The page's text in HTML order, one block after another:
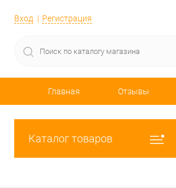
Вход Регистрация
Главная Отзывы
Каталог товаров